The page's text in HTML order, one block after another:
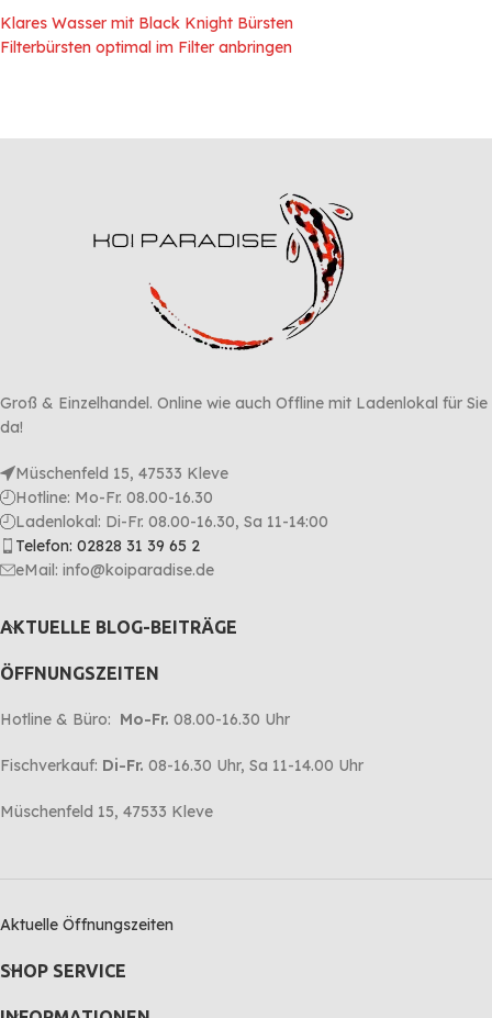
Klares Wasser mit Black Knight Bürsten
Filterbürsten optimal im Filter anbringen
Groß & Einzelhandel. Online wie auch Offline mit Ladenlokal für Sie
da!
Müschenfeld 15, 47533 Kleve
Hotline: Mo-Fr. 08.00-16.30
Ladenlokal: Di-Fr. 08.00-16.30, Sa 11-14:00
Telefon: 02828 31 39 65 2
eMail: info@koiparadise.de
AKTUELLE BLOG-BEITRÄGE
ÖFFNUNGSZEITEN
Hotline & Büro: Mo-Fr. 08.00-16.30 Uhr
Fischverkauf: Di-Fr. 08-16.30 Uhr, Sa 11-14.00 Uhr
Müschenfeld 15, 47533 Kleve
Aktuelle Öffnungszeiten
SHOP SERVICE